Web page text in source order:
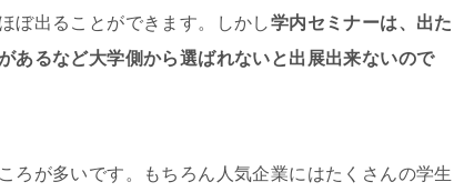
ぼ出ることができます。しかし学内セミナーは、出た
あるなど大学側から選ばれないと出展出来ないので
ろが多いです。もちろん人気企業にはたくさんの学生